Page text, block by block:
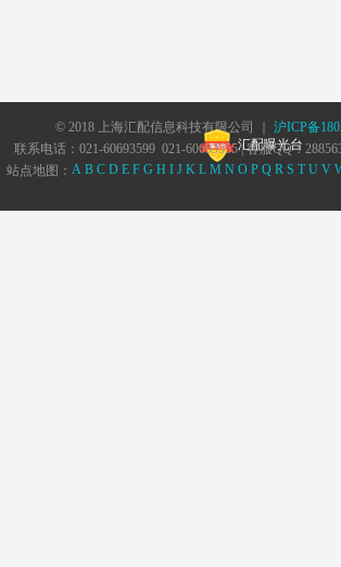
© 2018 上海汇配信息科技有限公司 ｜ 沪ICP备
汇配曝光台
联系电话：021-60693599 021-60693555 | 客服QQ：
站点地图： A B C D E F G H I J K L M N O P Q R S T U V